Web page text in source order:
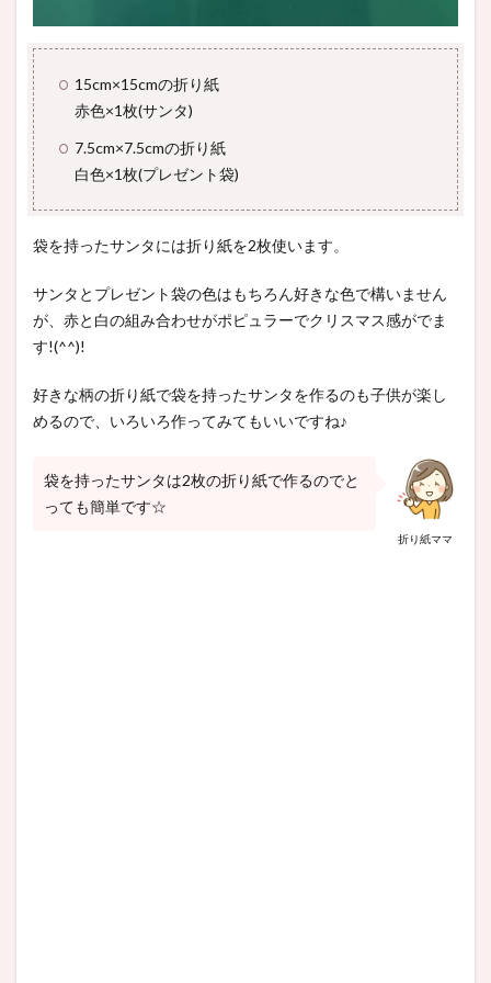
15cm×15cmの折り紙
赤色×1枚(サンタ)
7.5cm×7.5cmの折り紙
白色×1枚(プレゼント袋)
袋を持ったサンタには折り紙を2枚使います。
サンタとプレゼント袋の色はもちろん好きな色で構いません
が、赤と白の組み合わせがポピュラーでクリスマス感がでま
す!(^^)!
好きな柄の折り紙で袋を持ったサンタを作るのも子供が楽し
めるので、いろいろ作ってみてもいいですね♪
折り紙ママ
袋を持ったサンタは2枚の折り紙で作るのでと
っても簡単です☆